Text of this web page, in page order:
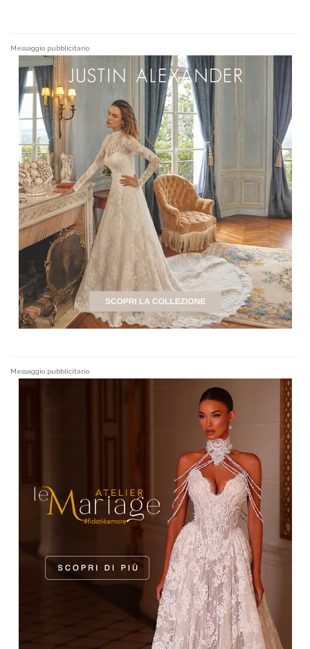
Messaggio pubblicitario
Messaggio pubblicitario